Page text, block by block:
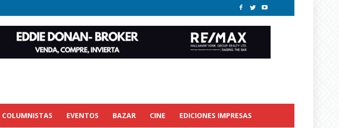
COLUMNISTAS EVENTOS BAZAR CINE EDICIONES IMPRESAS